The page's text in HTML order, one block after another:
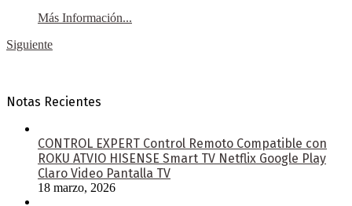
Más Información...
Siguiente
Notas Recientes
CONTROL EXPERT Control Remoto Compatible con
ROKU ATVIO HISENSE Smart TV Netflix Google Play
Claro Video Pantalla TV
18 marzo, 2026